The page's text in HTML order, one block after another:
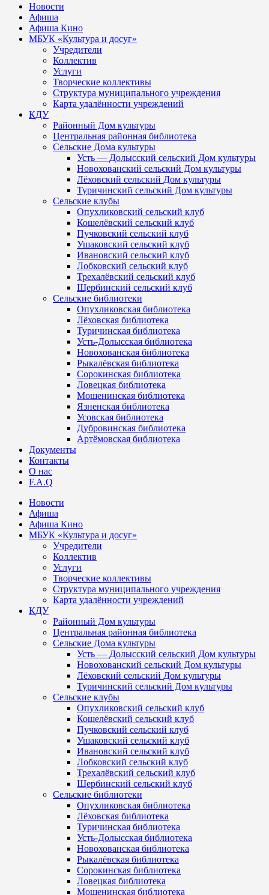
Новости
Афиша
Афиша Кино
МБУК «Культура и досуг»
Учредители
Коллектив
Услуги
Творческие коллективы
Структура муниципального учреждения
Карта удалённости учреждений
КДУ
Районный Дом культуры
Центральная районная библиотека
Сельские Дома культуры
Усть — Долысский сельский Дом культуры
Новохованский сельский Дом культуры
Лёховский сельский Дом культуры
Туричинский сельский Дом культуры
Сельские клубы
Опухликовский сельский клуб
Кошелёвский сельский клуб
Пучковский сельский клуб
Ушаковский сельский клуб
Ивановский сельский клуб
Лобковский сельский клуб
Трехалёвский сельский клуб
Щербинский сельский клуб
Сельские библиотеки
Опухликовская библиотека
Лёховская библиотека
Туричинская библиотека
Усть-Долысская библиотека
Новохованская библиотека
Рыкалёвская библиотека
Сорокинская библиотека
Ловецкая библиотека
Мошенинская библиотека
Язненская библиотека
Усовская библиотека
Дубровинская библиотека
Артёмовская библиотека
Документы
Контакты
О нас
F.A.Q
Новости
Афиша
Афиша Кино
МБУК «Культура и досуг»
Учредители
Коллектив
Услуги
Творческие коллективы
Структура муниципального учреждения
Карта удалённости учреждений
КДУ
Районный Дом культуры
Центральная районная библиотека
Сельские Дома культуры
Усть — Долысский сельский Дом культуры
Новохованский сельский Дом культуры
Лёховский сельский Дом культуры
Туричинский сельский Дом культуры
Сельские клубы
Опухликовский сельский клуб
Кошелёвский сельский клуб
Пучковский сельский клуб
Ушаковский сельский клуб
Ивановский сельский клуб
Лобковский сельский клуб
Трехалёвский сельский клуб
Щербинский сельский клуб
Сельские библиотеки
Опухликовская библиотека
Лёховская библиотека
Туричинская библиотека
Усть-Долысская библиотека
Новохованская библиотека
Рыкалёвская библиотека
Сорокинская библиотека
Ловецкая библиотека
Мошенинская библиотека